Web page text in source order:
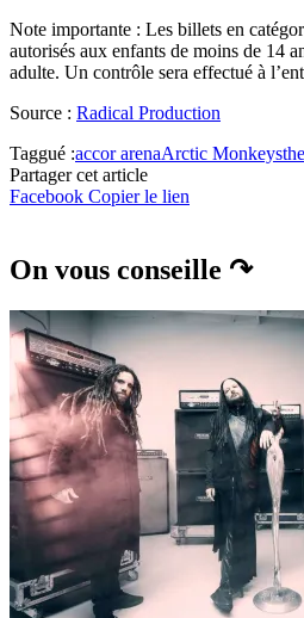
Note importante : Les billets en
autorisés aux enfants de moins de 14
adulte. Un contrôle sera effectué à
Source : Radical Production
Taggué :accor arenaArctic Monkeys
Partager cet article
Facebook Copier le lien
On vous conseille ↷